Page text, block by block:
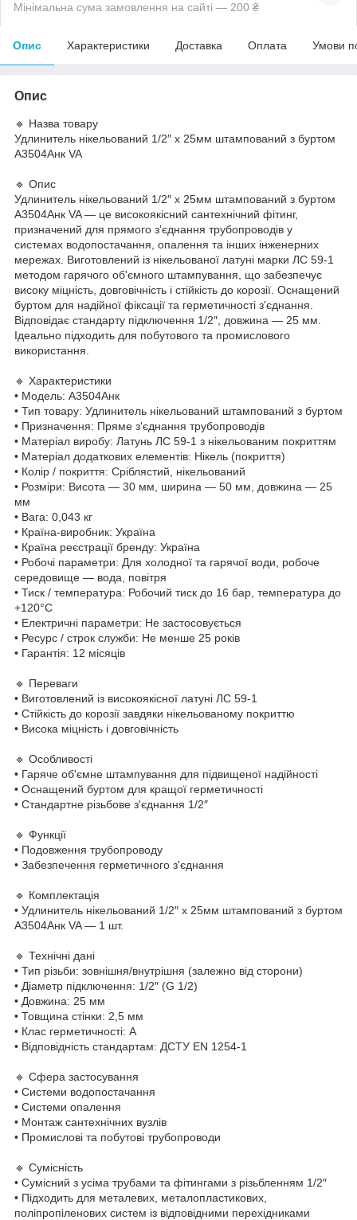
Мінімальна сума замовлення на сайті — 200 ₴
Опис Характеристики Доставка Оплата Умови
Опис
🔹 Назва товару
Удлинитель нікельований 1/2″ х 25мм штампований з буртом
А3504Анк VA
🔹 Опис
Удлинитель нікельований 1/2″ х 25мм штампований з буртом
А3504Анк VA — це високоякісний сантехнічний фітинг,
призначений для прямого з'єднання трубопроводів у
системах водопостачання, опалення та інших інженерних
мережах. Виготовлений із нікельованої латуні марки ЛС 59-1
методом гарячого об'ємного штампування, що забезпечує
високу міцність, довговічність і стійкість до корозії. Оснащений
буртом для надійної фіксації та герметичності з'єднання.
Відповідає стандарту підключення 1/2″, довжина — 25 мм.
Ідеально підходить для побутового та промислового
використання.
🔹 Характеристики
• Модель: А3504Анк
• Тип товару: Удлинитель нікельований штампований з буртом
• Призначення: Пряме з'єднання трубопроводів
• Матеріал виробу: Латунь ЛС 59-1 з нікельованим покриттям
• Матеріал додаткових елементів: Нікель (покриття)
• Колір / покриття: Сріблястий, нікельований
• Розміри: Висота — 30 мм, ширина — 50 мм, довжина — 25
мм
• Вага: 0,043 кг
• Країна-виробник: Україна
• Країна реєстрації бренду: Україна
• Робочі параметри: Для холодної та гарячої води, робоче
середовище — вода, повітря
• Тиск / температура: Робочий тиск до 16 бар, температура до
+120°C
• Електричні параметри: Не застосовується
• Ресурс / строк служби: Не менше 25 років
• Гарантія: 12 місяців
🔹 Переваги
• Виготовлений із високоякісної латуні ЛС 59-1
• Стійкість до корозії завдяки нікельованому покриттю
• Висока міцність і довговічність
🔹 Особливості
• Гаряче об'ємне штампування для підвищеної надійності
• Оснащений буртом для кращої герметичності
• Стандартне різьбове з'єднання 1/2″
🔹 Функції
• Подовження трубопроводу
• Забезпечення герметичного з'єднання
🔹 Комплектація
• Удлинитель нікельований 1/2″ х 25мм штампований з буртом
А3504Анк VA — 1 шт.
🔹 Технічні дані
• Тип різьби: зовнішня/внутрішня (залежно від сторони)
• Діаметр підключення: 1/2″ (G 1/2)
• Довжина: 25 мм
• Товщина стінки: 2,5 мм
• Клас герметичності: А
• Відповідність стандартам: ДСТУ EN 1254-1
🔹 Сфера застосування
• Системи водопостачання
• Системи опалення
• Монтаж сантехнічних вузлів
• Промислові та побутові трубопроводи
🔹 Сумісність
• Сумісний з усіма трубами та фітингами з різьбленням 1/2″
• Підходить для металевих, металопластикових,
поліпропіленових систем із відповідними перехідниками